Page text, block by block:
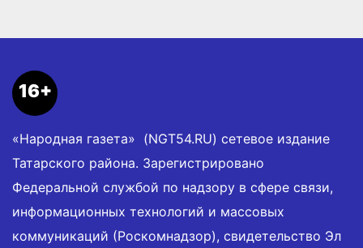
16+
«Народная газета» (NGT54.RU) сетевое издание
Татарского района. Зарегистрировано
Федеральной службой по надзору в сфере связи,
информационных технологий и массовых
коммуникаций (Роскомнадзор), свидетельство Эл